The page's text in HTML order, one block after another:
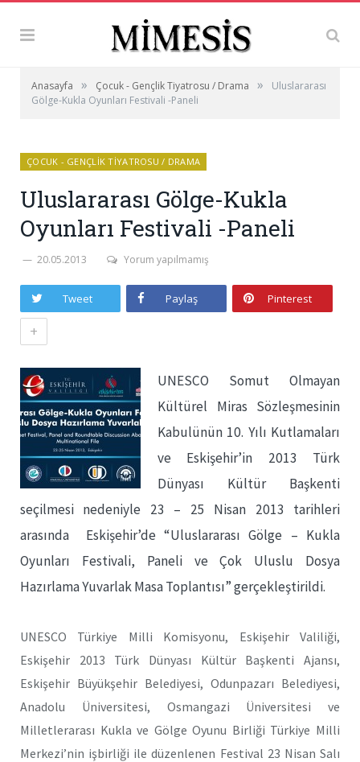
Anasayfa » Çocuk - Gençlik Tiyatrosu / Drama »
Uluslararası
Gölge-Kukla Oyunları Festivali -Paneli
ÇOCUK - GENÇLIK TIYATROSU / DRAMA
Uluslararası Gölge-Kukla
Oyunları Festivali -Paneli
20.05.2013 Yorum yapılmamış
Tweet Paylaş Pinterest
+
UNESCO Somut Olmayan
Kültürel Miras Sözleşmesinin
Kabulünün 10. Yılı Kutlamaları
ve Eskişehir’in 2013 Türk
Dünyası Kültür Başkenti
seçilmesi nedeniyle 23 – 25 Nisan 2013 tarihleri
arasında Eskişehir’de “Uluslararası Gölge – Kukla
Oyunları Festivali, Paneli ve Çok Uluslu Dosya
Hazırlama Yuvarlak Masa Toplantısı” gerçekleştirildi.
UNESCO Türkiye Milli Komisyonu, Eskişehir Valiliği,
Eskişehir 2013 Türk Dünyası Kültür Başkenti Ajansı,
Eskişehir Büyükşehir Belediyesi, Odunpazarı Belediyesi,
Anadolu Üniversitesi, Osmangazi Üniversitesi ve
Milletlerarası Kukla ve Gölge Oyunu Birliği Türkiye Milli
Merkezi’nin işbirliği ile düzenlenen Festival 23 Nisan Salı